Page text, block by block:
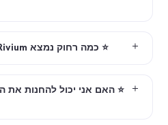
Amsterdam Museum<\/
⭐ כמה רחוק נמצא XO Hotels Rivium ממרכז העיר?